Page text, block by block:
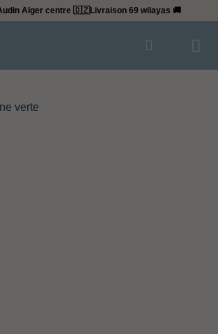
Alger centre 🇩🇿Livraison 69 wilayas 🚚